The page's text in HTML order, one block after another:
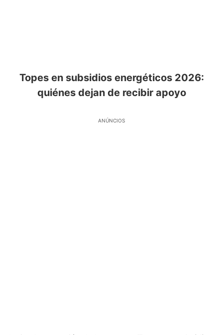
Topes en subsidios energéticos 2026:
quiénes dejan de recibir apoyo
ANÚNCIOS